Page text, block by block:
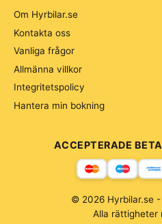
Om Hyrbilar.se
Kontakta oss
Vanliga frågor
Allmänna villkor
Integritetspolicy
Hantera min bokning
ACCEPTERADE
© 2026 Hyrbilar.se
Alla rättigheter